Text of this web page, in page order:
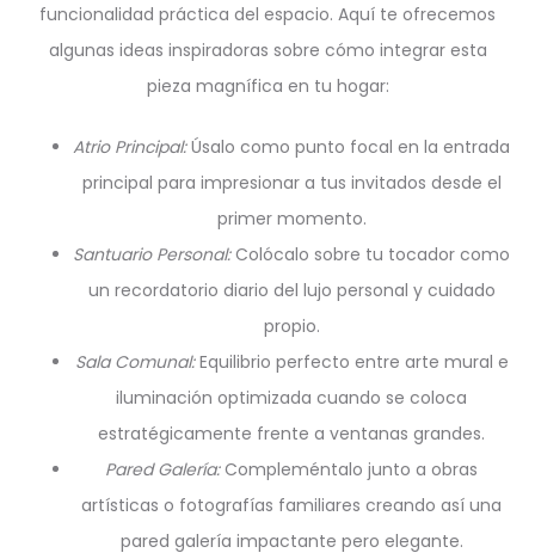
funcionalidad práctica del espacio. Aquí te ofrecemos
algunas ideas inspiradoras sobre cómo integrar esta
pieza magnífica en tu hogar:
Atrio Principal:Úsalo como punto focal en la entrada
principal para impresionar a tus invitados desde el
primer momento.
Santuario Personal:Colócalo sobre tu tocador como
un recordatorio diario del lujo personal y cuidado
propio.
Sala Comunal:Equilibrio perfecto entre arte mural e
iluminación optimizada cuando se coloca
estratégicamente frente a ventanas grandes.
Pared Galería:Compleméntalo junto a obras
artísticas o fotografías familiares creando así una
pared galería impactante pero elegante.